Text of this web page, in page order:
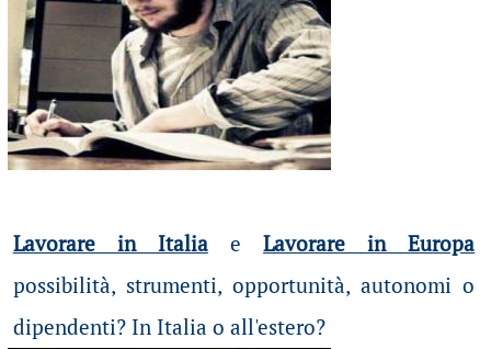
Lavorare in Italia e
Lavorare in Europa
possibilità, strumenti, opportunità, autonomi o
dipendenti? In Italia o all'estero?